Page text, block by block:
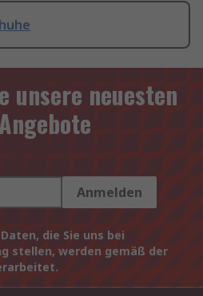
unsere neuesten
Anmelden
die Sie uns bei
stellen, werden gemäß der